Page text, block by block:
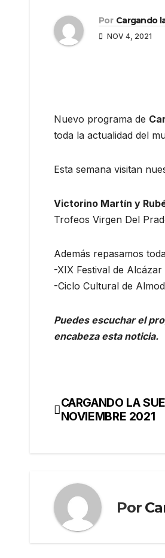
Por Cargando
NOV 4, 2021
Nuevo programa de
toda la actualidad del
Esta semana visitan
Victorino Martín y
Trofeos Virgen Del
Además repasamos
-XIX Festival de
-Ciclo Cultural de
Puedes escuchar el
encabeza esta noticia.
CARGANDO LA
NOVIEMBRE 2021
Por